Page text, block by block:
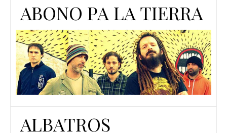
ABONO PA LA TIERRA
ALBATROS